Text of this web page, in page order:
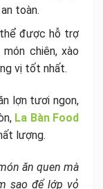
toàn.
được hỗ trợ
chiên, xào
vị tốt nhất.
lợn tươi ngon,
La Bàn Food
lượng.
ăn quen mà
sao để lớp vỏ